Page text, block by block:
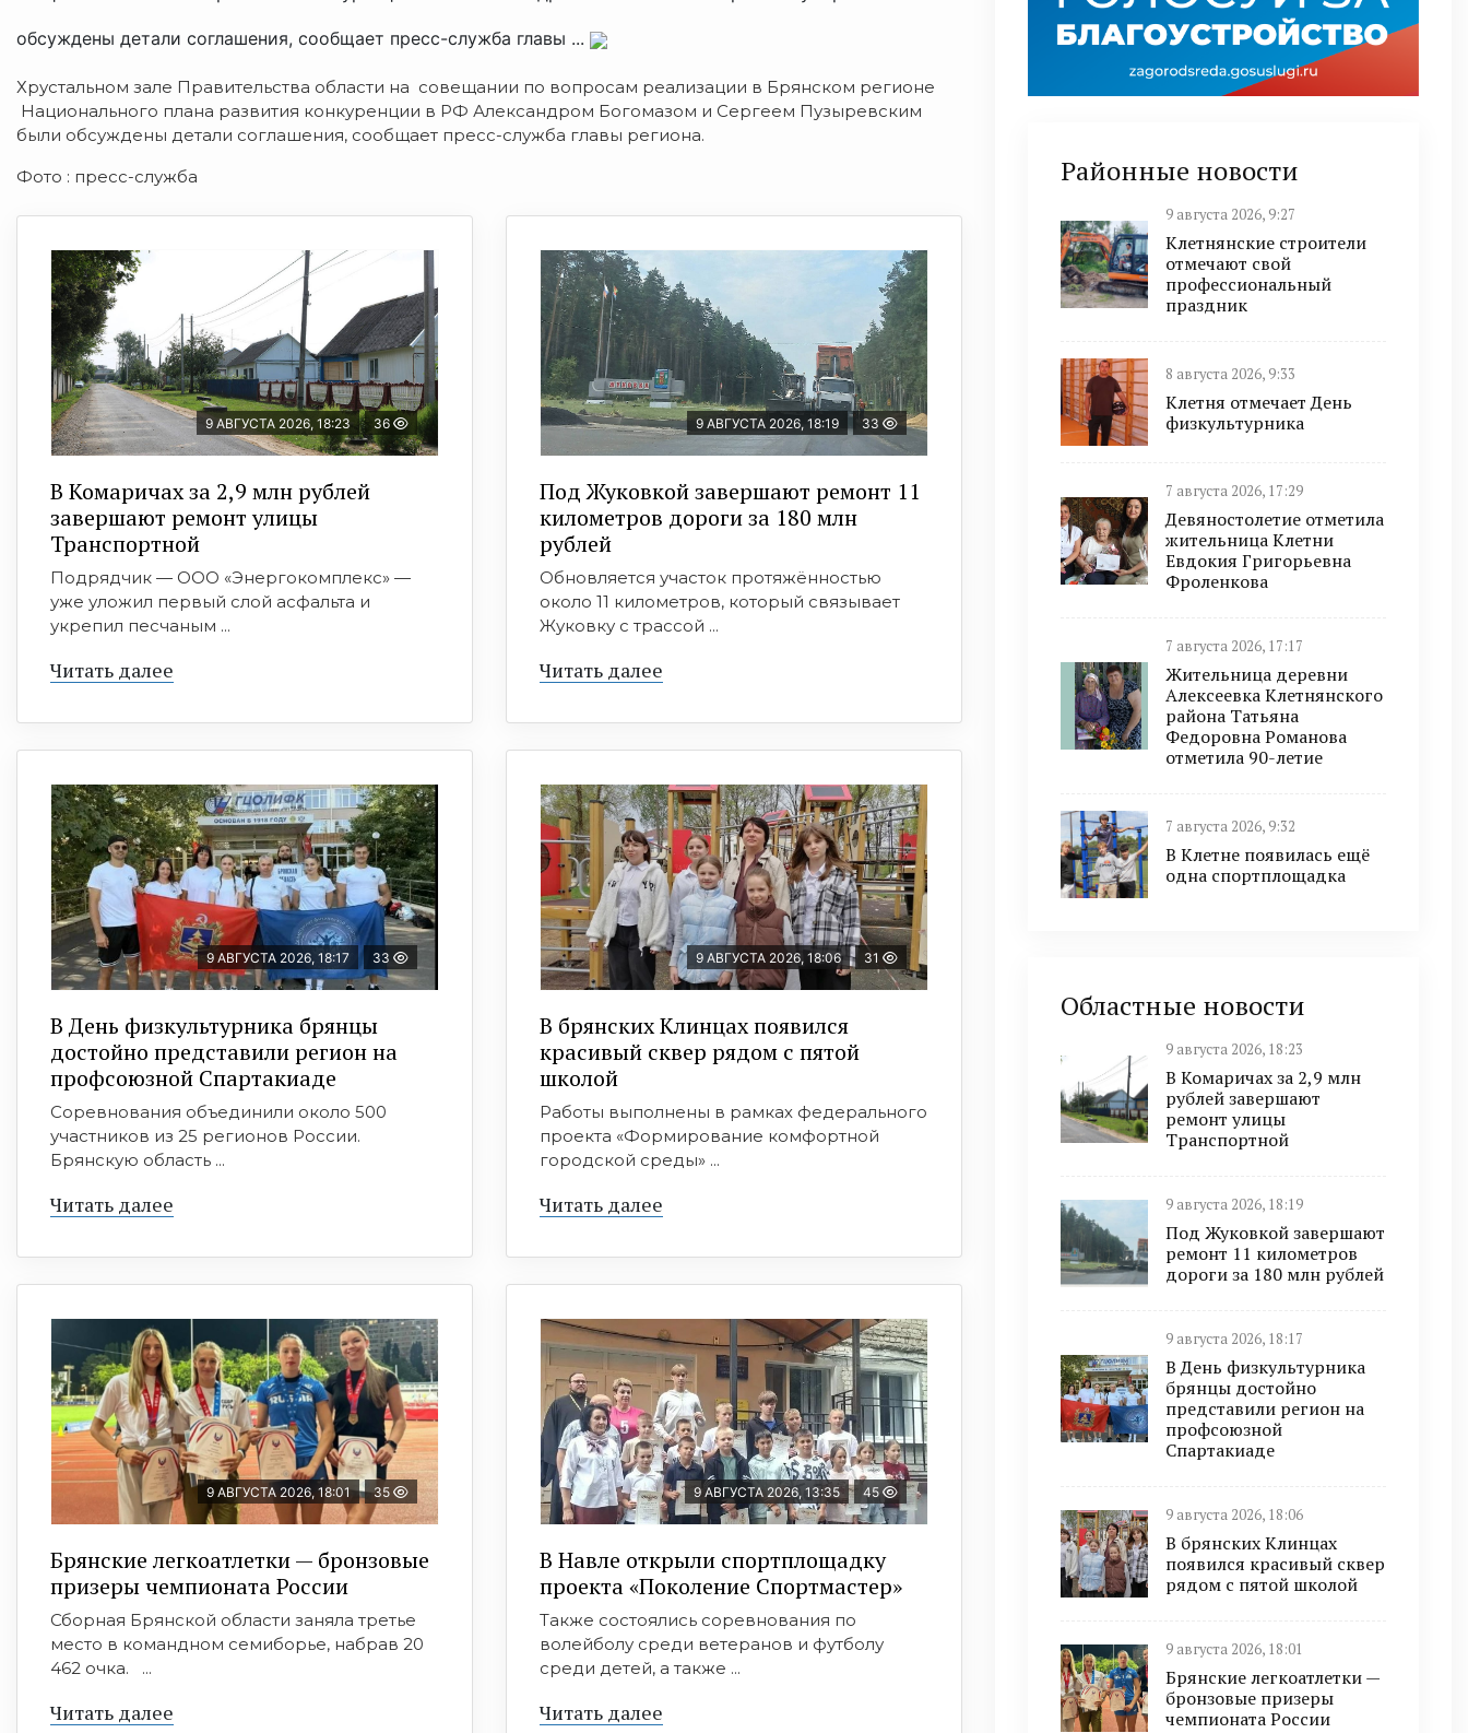
обсуждены детали соглашения, сообщает пресс-служба главы ...
Хрустальном зале Правительства области на совещании по вопросам реализации в Брянском регионе
Национального плана развития конкуренции в РФ Александром Богомазом и Сергеем Пузыревским
были обсуждены детали соглашения, сообщает пресс-служба главы региона.
Фото : пресс-служба
9 АВГУСТА 2026, 18:23 36
В Комаричах за 2,9 млн рублей
завершают ремонт улицы
Транспортной
Подрядчик — ООО «Энергокомплекс» —
уже уложил первый слой асфальта и
укрепил песчаным ...
Читать далее
9 АВГУСТА 2026, 18:19 33
Под Жуковкой завершают ремонт 11
километров дороги за 180 млн
рублей
Обновляется участок протяжённостью
около 11 километров, который связывает
Жуковку с трассой ...
Читать далее
9 АВГУСТА 2026, 18:17 33
В День физкультурника брянцы
достойно представили регион на
профсоюзной Спартакиаде
Соревнования объединили около 500
участников из 25 регионов России.
Брянскую область ...
Читать далее
9 АВГУСТА 2026, 18:06 31
В брянских Клинцах появился
красивый сквер рядом с пятой
школой
Работы выполнены в рамках федерального
проекта «Формирование комфортной
городской среды» ...
Читать далее
9 АВГУСТА 2026, 18:01 35
Брянские легкоатлетки — бронзовые
призеры чемпионата России
Сборная Брянской области заняла третье
место в командном семиборье, набрав 20
462 очка. ...
Читать далее
9 АВГУСТА 2026, 13:35 45
В Навле открыли спортплощадку
проекта «Поколение Спортмастер»
Также состоялись соревнования по
волейболу среди ветеранов и футболу
среди детей, а также ...
Читать далее
Районные новости
9 августа 2026, 9:27
Клетнянские строители
отмечают свой
профессиональный
праздник
8 августа 2026, 9:33
Клетня отмечает День
физкультурника
7 августа 2026, 17:29
Девяностолетие отметила
жительница Клетни
Евдокия Григорьевна
Фроленкова
7 августа 2026, 17:17
Жительница деревни
Алексеевка Клетнянского
района Татьяна
Федоровна Романова
отметила 90-летие
7 августа 2026, 9:32
В Клетне появилась ещё
одна спортплощадка
Областные новости
9 августа 2026, 18:23
В Комаричах за 2,9 млн
рублей завершают
ремонт улицы
Транспортной
9 августа 2026, 18:19
Под Жуковкой завершают
ремонт 11 километров
дороги за 180 млн рублей
9 августа 2026, 18:17
В День физкультурника
брянцы достойно
представили регион на
профсоюзной
Спартакиаде
9 августа 2026, 18:06
В брянских Клинцах
появился красивый сквер
рядом с пятой школой
9 августа 2026, 18:01
Брянские легкоатлетки —
бронзовые призеры
чемпионата России